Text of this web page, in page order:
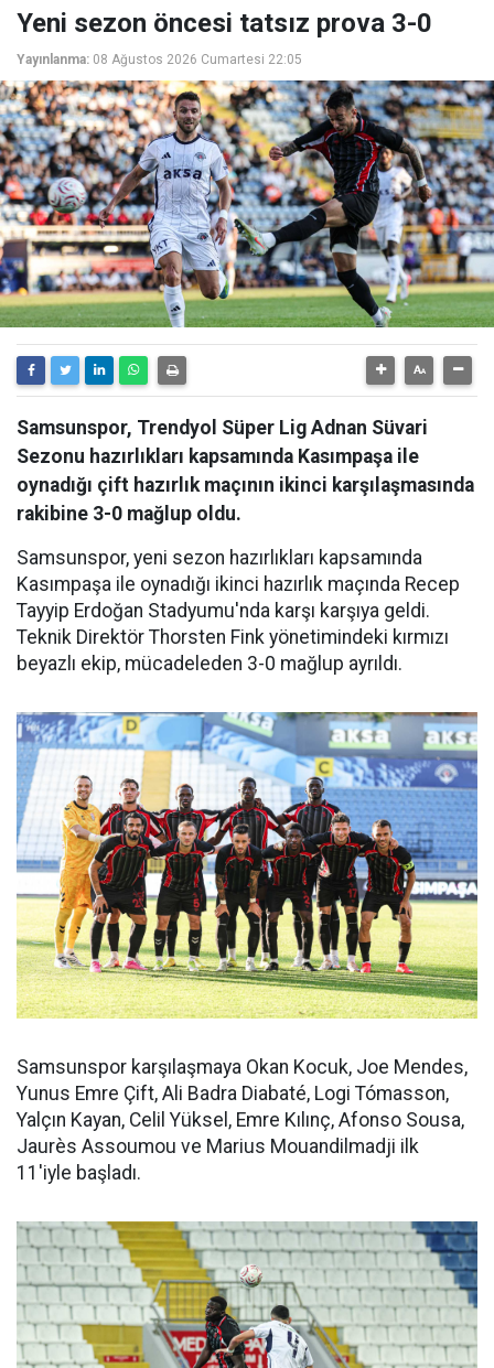
Yeni sezon öncesi tatsız prova 3-0
Yayınlanma: 08 Ağustos 2026 Cumartesi 22:05
Samsunspor, Trendyol Süper Lig Adnan Süvari
Sezonu hazırlıkları kapsamında Kasımpaşa ile
oynadığı çift hazırlık maçının ikinci karşılaşmasında
rakibine 3-0 mağlup oldu.
Samsunspor, yeni sezon hazırlıkları kapsamında
Kasımpaşa ile oynadığı ikinci hazırlık maçında Recep
Tayyip Erdoğan Stadyumu'nda karşı karşıya geldi.
Teknik Direktör Thorsten Fink yönetimindeki kırmızı
beyazlı ekip, mücadeleden 3-0 mağlup ayrıldı.
Samsunspor karşılaşmaya Okan Kocuk, Joe Mendes,
Yunus Emre Çift, Ali Badra Diabaté, Logi Tómasson,
Yalçın Kayan, Celil Yüksel, Emre Kılınç, Afonso Sousa,
Jaurès Assoumou ve Marius Mouandilmadji ilk
11'iyle başladı.